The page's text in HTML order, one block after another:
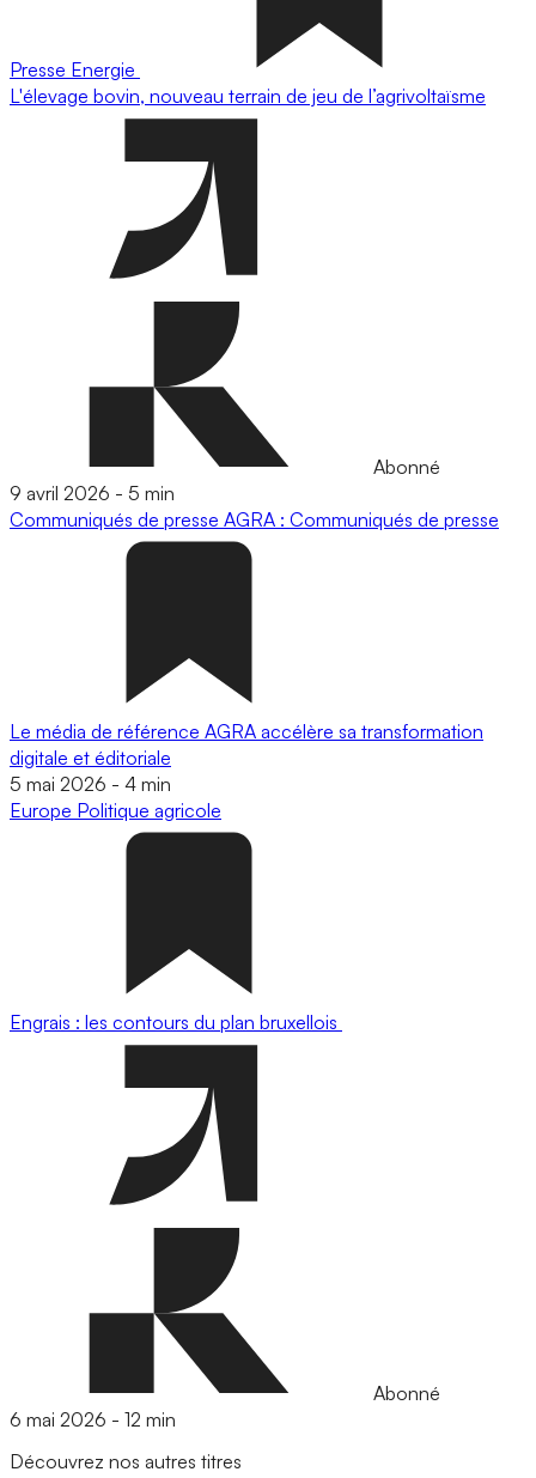
Presse Energie
L'élevage bovin, nouveau terrain de jeu de l’agrivoltaïsme
Abonné
9 avril 2026 - 5 min
Communiqués de presse AGRA : Communiqués de presse
Le média de référence AGRA accélère sa transformation
digitale et éditoriale
5 mai 2026 - 4 min
Europe Politique agricole
Engrais : les contours du plan bruxellois
Abonné
6 mai 2026 - 12 min
Découvrez nos autres titres